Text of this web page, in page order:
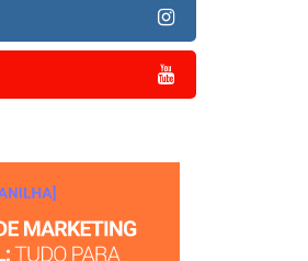
e quem não é obrigado